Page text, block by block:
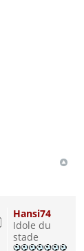
Hansi74
Idole du
stade